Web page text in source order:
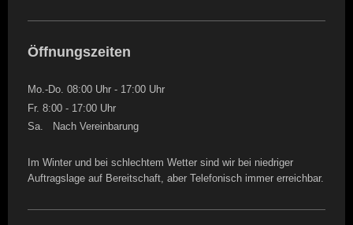
Öffnungszeiten
Mo.-Do. 08:00 Uhr - 17:00 Uhr
Fr. 8:00 - 17:00 Uhr
Sa. Nach Vereinbarung
Im Winter und bei schlechtem Wetter sind wir bei niedriger
Auftragslage auf Bereitschaft, aber Telefonisch immer erreichbar.